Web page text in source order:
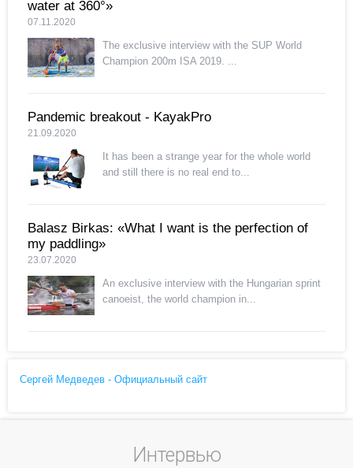
water at 360°»
07.11.2020
The exclusive interview with the SUP World
Champion 200m ISA 2019. ...
Pandemic breakout - KayakPro
21.09.2020
It has been a strange year for the whole world
and still there is no real end to...
Balasz Birkas: «What I want is the perfection of
my paddling»
23.07.2020
An exclusive interview with the Hungarian sprint
canoeist, the world champion in...
Сергей Медведев - Официальный сайт
Интервью